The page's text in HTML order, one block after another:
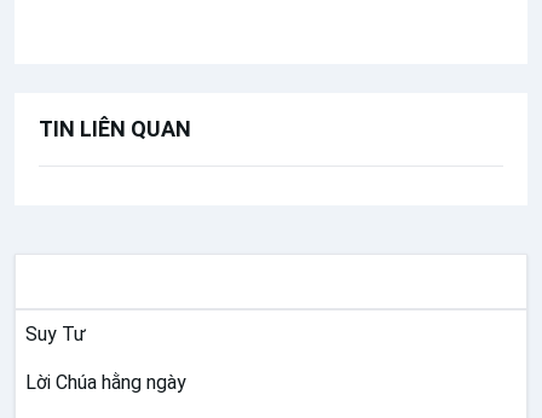
TIN LIÊN QUAN
Suy Tư
Lời Chúa hằng ngày